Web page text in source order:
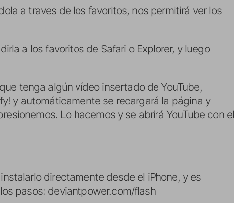
a traves de los favoritos, nos permitirá ver los
a los favoritos de Safari o Explorer, y luego
tenga algún vídeo insertado de YouTube,
y automáticamente se recargará la página y
Lo hacemos y se abrirá YouTube con el
directamente desde el iPhone, y es
pasos: deviantpower.com/flash